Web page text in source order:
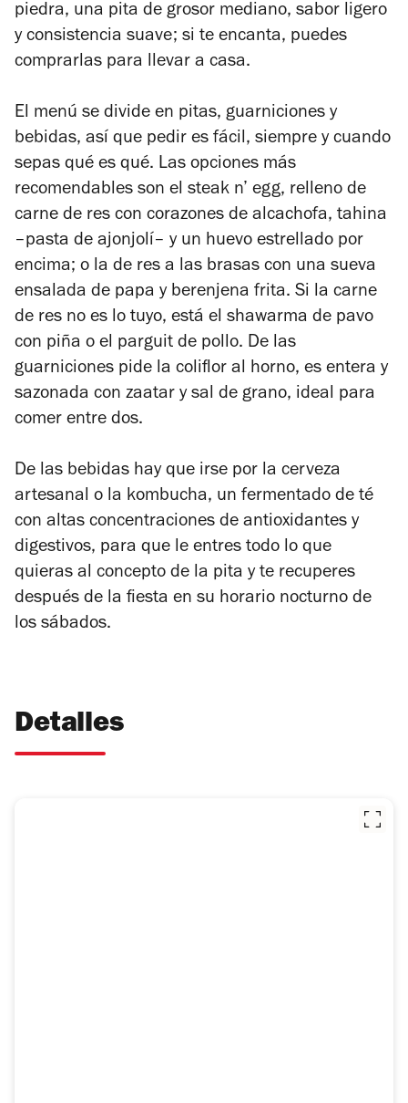
piedra, una pita de grosor mediano, sabor ligero
y consistencia suave; si te encanta, puedes
comprarlas para llevar a casa.
El menú se divide en pitas, guarniciones y
bebidas, así que pedir es fácil, siempre y cuando
sepas qué es qué. Las opciones más
recomendables son el steak n’ egg, relleno de
carne de res con corazones de alcachofa, tahina
–pasta de ajonjolí– y un huevo estrellado por
encima; o la de res a las brasas con una sueva
ensalada de papa y berenjena frita. Si la carne
de res no es lo tuyo, está el shawarma de pavo
con piña o el parguit de pollo. De las
guarniciones pide la coliflor al horno, es entera y
sazonada con zaatar y sal de grano, ideal para
comer entre dos.
De las bebidas hay que irse por la cerveza
artesanal o la kombucha, un fermentado de té
con altas concentraciones de antioxidantes y
digestivos, para que le entres todo lo que
quieras al concepto de la pita y te recuperes
después de la fiesta en su horario nocturno de
los sábados.
Detalles